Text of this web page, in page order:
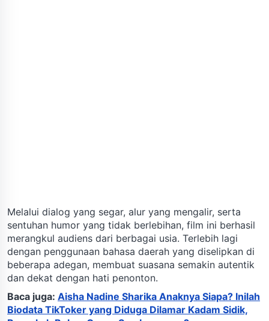
Melalui dialog yang segar, alur yang mengalir, serta
sentuhan humor yang tidak berlebihan, film ini berhasil
merangkul audiens dari berbagai usia. Terlebih lagi
dengan penggunaan bahasa daerah yang diselipkan di
beberapa adegan, membuat suasana semakin autentik
dan dekat dengan hati penonton.
Baca juga: Aisha Nadine Sharika Anaknya Siapa? Inilah
Biodata TikToker yang Diduga Dilamar Kadam Sidik,